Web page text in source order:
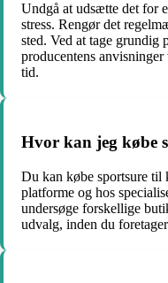
Undgå at udsætte det for
stress. Rengør det
sted. Ved at tage grundig
producentens
tid.
Hvor kan jeg købe
Du kan købe sportsure til
platforme og hos
undersøge forskellige
udvalg, inden du